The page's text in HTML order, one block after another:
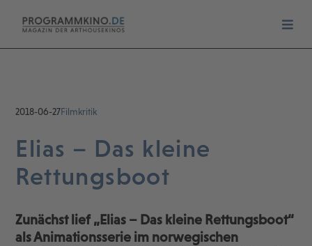
2018-06-27Filmkritik
Elias – Das kleine
Rettungsboot
Zunächst lief „Elias – Das kleine Rettungsboot“
als Animationsserie im norwegischen